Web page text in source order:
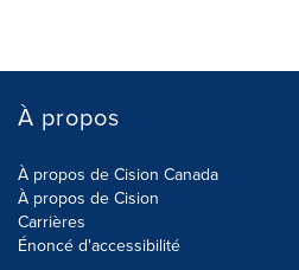
À propos
À propos de Cision Canada
À propos de Cision
Carrières
Énoncé d'accessibilité